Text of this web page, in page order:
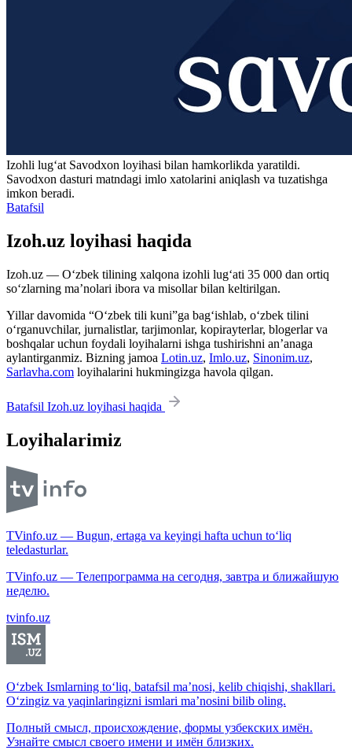
Izohli lugʻat Savodxon loyihasi bilan hamkorlikda yaratildi.
Savodxon dasturi matndagi imlo xatolarini aniqlash va tuzatishga
imkon beradi.
Batafsil
Izoh.uz loyihasi haqida
Izoh.uz — O‘zbek tilining xalqona izohli lug‘ati 35 000 dan ortiq
so‘zlarning ma’nolari ibora va misollar bilan keltirilgan.
Yillar davomida “O‘zbek tili kuni”ga bag‘ishlab, o‘zbek tilini
o‘rganuvchilar, jurnalistlar, tarjimonlar, kopirayterlar, blogerlar va
boshqalar uchun foydali loyihalarni ishga tushirishni an’anaga
aylantirganmiz. Bizning jamoa Lotin.uz, Imlo.uz, Sinonim.uz,
Sarlavha.com loyihalarini hukmingizga havola qilgan.
Batafsil Izoh.uz loyihasi haqida
Loyihalarimiz
TVinfo.uz — Bugun, ertaga va keyingi hafta uchun to‘liq
teledasturlar.
TVinfo.uz — Телепрограмма на сегодня, завтра и ближайшую
неделю.
tvinfo.uz
O‘zbek Ismlarning to‘liq, batafsil ma’nosi, kelib chiqishi, shakllari.
O‘zingiz va yaqinlaringizni ismlari ma’nosini bilib oling.
Полный смысл, происхождение, формы узбекских имён.
Узнайте смысл своего имени и имён близких.